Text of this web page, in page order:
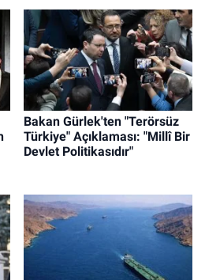
Bakan Gürlek'ten "Terörsüz
Türkiye" Açıklaması: "Millî Bir
Devlet Politikasıdır"